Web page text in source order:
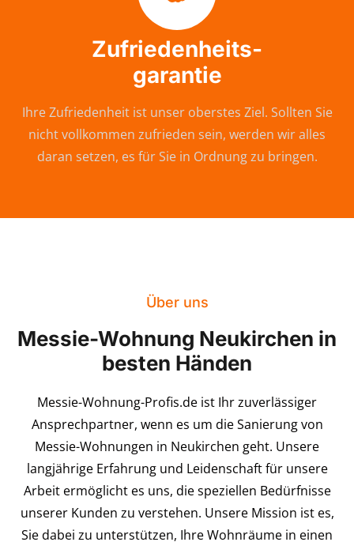
Zufriedenheits-
garantie
Ihre Zufriedenheit ist unser oberstes Ziel. Sollten Sie
nicht vollkommen zufrieden sein, werden wir alles
daran setzen, es für Sie in Ordnung zu bringen.
Über uns
Messie-Wohnung Neukirchen in
besten Händen
Messie-Wohnung-Profis.de ist Ihr zuverlässiger
Ansprechpartner, wenn es um die Sanierung von
Messie-Wohnungen in Neukirchen geht. Unsere
langjährige Erfahrung und Leidenschaft für unsere
Arbeit ermöglicht es uns, die speziellen Bedürfnisse
unserer Kunden zu verstehen. Unsere Mission ist es,
Sie dabei zu unterstützen, Ihre Wohnräume in einen